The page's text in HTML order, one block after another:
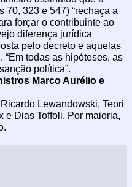
70, 323 e 547) “rechaça a
forçar o contribuinte ao
diferença jurídica
pelo decreto e aquelas
“Em todas as hipóteses, as
política”.
Marco Aurélio e
Lewandowski, Teori
e Dias Toffoli. Por maioria,